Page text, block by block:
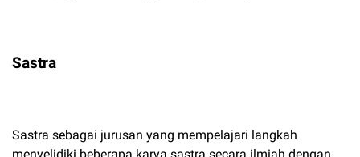
Sastra
Sastra sebagai jurusan yang mempelajari langkah